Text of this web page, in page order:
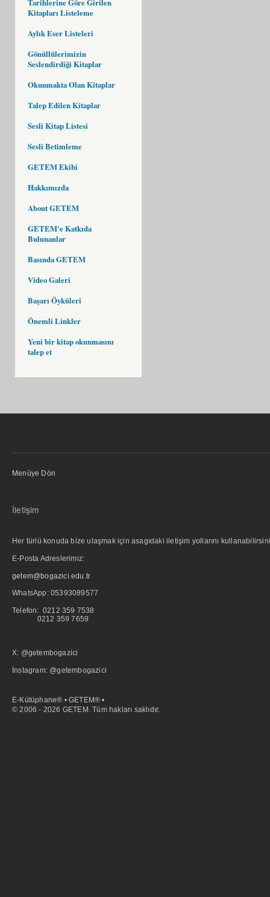
Tarihlerine Göre Girilen
Kitapları Listeleme
Aylık Eser Listeleri
Gönüllülerimizin
Seslendirdiği Kitaplar
Okunmakta Olan Kitaplar
Talep Edilen Kitaplar
Sesli Kitap Listesi
Sesli Betimleme
GETEM Ekibi
Hakkımızda
About GETEM
GETEM'e Katkıda
Bulunanlar
Basında GETEM
Video Galeri
Başarı Öyküleri
Önemli Linkler
Yeni bir kitap okunmasını
talep et
Menüye Dön
İletişim
Her türlü konuda bize ulaşmak için asagıdaki iletişim yollarını
E-Posta Adreslerimiz:
getem@bogazici.edu.tr
WhatsApp: 05393089577
Telefon: 0212 359 7538
0212 359 7659
X: @getembogazici
İnstagram: @getembogazici
E-Kütüphane® • GETEM® •
© 2006 - 2026 GETEM. Tüm hakları saklıdır.